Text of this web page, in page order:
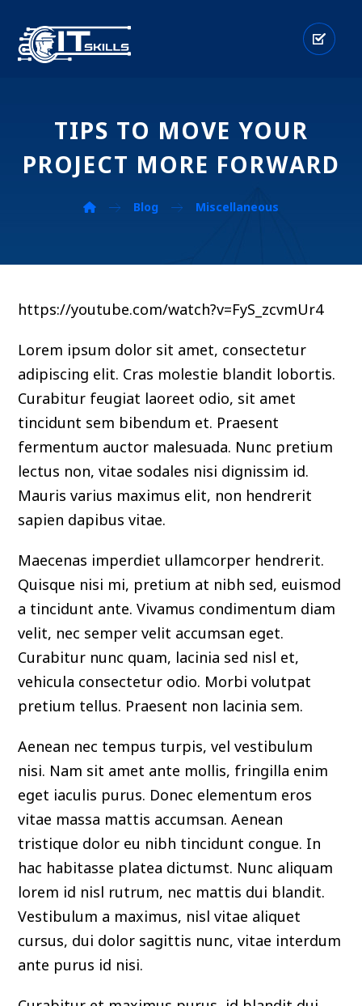
TIPS TO MOVE YOUR
PROJECT MORE FORWARD
Blog Miscellaneous
https://youtube.com/watch?v=FyS_zcvmUr4
Lorem ipsum dolor sit amet, consectetur
adipiscing elit. Cras molestie blandit lobortis.
Curabitur feugiat laoreet odio, sit amet
tincidunt sem bibendum et. Praesent
fermentum auctor malesuada. Nunc pretium
lectus non, vitae sodales nisi dignissim id.
Mauris varius maximus elit, non hendrerit
sapien dapibus vitae.
Maecenas imperdiet ullamcorper hendrerit.
Quisque nisi mi, pretium at nibh sed, euismod
a tincidunt ante. Vivamus condimentum diam
velit, nec semper velit accumsan eget.
Curabitur nunc quam, lacinia sed nisl et,
vehicula consectetur odio. Morbi volutpat
pretium tellus. Praesent non lacinia sem.
Aenean nec tempus turpis, vel vestibulum
nisi. Nam sit amet ante mollis, fringilla enim
eget iaculis purus. Donec elementum eros
vitae massa mattis accumsan. Aenean
tristique dolor eu nibh tincidunt congue. In
hac habitasse platea dictumst. Nunc aliquam
lorem id nisl rutrum, nec mattis dui blandit.
Vestibulum a maximus, nisl vitae aliquet
cursus, dui dolor sagittis nunc, vitae interdum
ante purus id nisi.